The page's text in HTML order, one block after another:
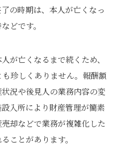
の時期は、本人が亡くなっ
どです。
が亡くなるまで続くため、
珍しくありません。報酬額
況や後見人の業務内容の変
入所により財産管理が簡素
却などで業務が複雑化した
ことがあります。